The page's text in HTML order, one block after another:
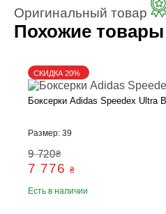
Оригинальный товар
Похожие товары
Боксерки Adidas Speedex Ultra
Размер: 39
9 720₴
7 776 ₴
Есть в наличии
СКИДКА 20%